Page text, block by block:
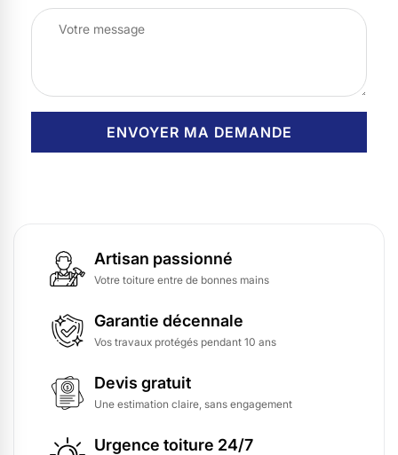
Artisan passionné
Votre toiture entre de bonnes mains
Garantie décennale
Vos travaux protégés pendant 10 ans
Devis gratuit
Une estimation claire, sans engagement
Urgence toiture 24/7